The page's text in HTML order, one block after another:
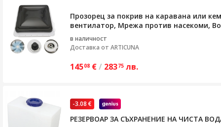
Прозорец за покрив на каравана или
вентилатор, Мрежа против насекоми,
в наличност
Доставка от ARTICUNA
14508 €/ 28375 лв.
-3.08 €
РЕЗЕРВОАР ЗА СЪХРАНЕНИЕ НА ЧИСТА